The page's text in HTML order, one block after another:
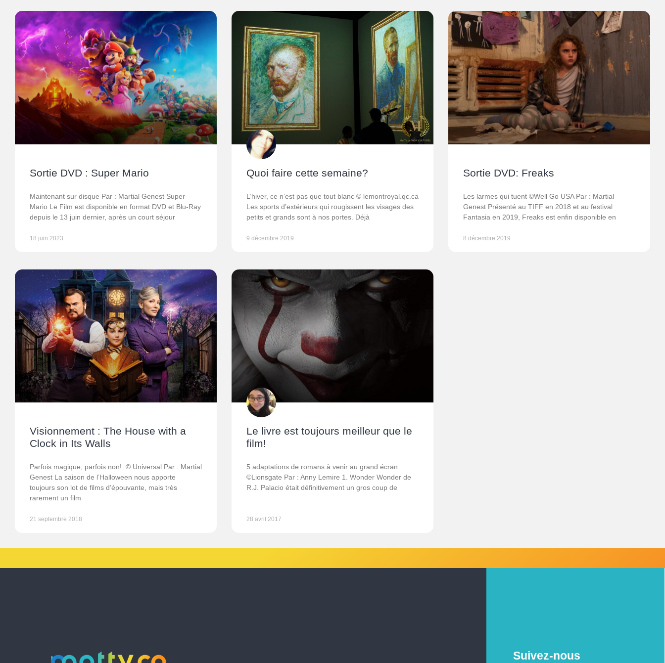
Sortie DVD : Super Mario
Maintenant sur disque Par : Martial Genest Super
Mario Le Film est disponible en format DVD et Blu-Ray
depuis le 13 juin dernier, après un court séjour
18 juin 2023
Quoi faire cette semaine?
L’hiver, ce n’est pas que tout blanc © lemontroyal.qc.ca
Les sports d’extérieurs qui rougissent les visages des
petits et grands sont à nos portes. Déjà
9 décembre 2019
Sortie DVD: Freaks
Les larmes qui tuent ©Well Go USA Par : Martial
Genest Présenté au TIFF en 2018 et au festival
Fantasia en 2019, Freaks est enfin disponible en
8 décembre 2019
Visionnement : The House with a
Clock in Its Walls
Parfois magique, parfois non! © Universal Par : Martial
Genest La saison de l’Halloween nous apporte
toujours son lot de films d’épouvante, mais très
rarement un film
21 septembre 2018
Le livre est toujours meilleur que le
film!
5 adaptations de romans à venir au grand écran
©Lionsgate Par : Anny Lemire 1. Wonder Wonder de
R.J. Palacio était définitivement un gros coup de
28 avril 2017
Suivez-nous